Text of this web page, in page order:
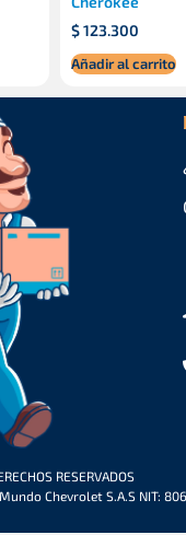
$123.300
Añadir al carrito
RESERVADOS
Chevrolet S.A.S NIT: